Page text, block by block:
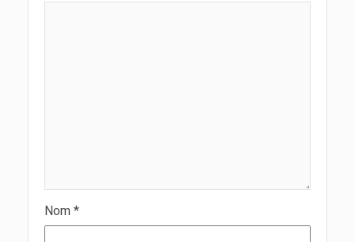
Nom *